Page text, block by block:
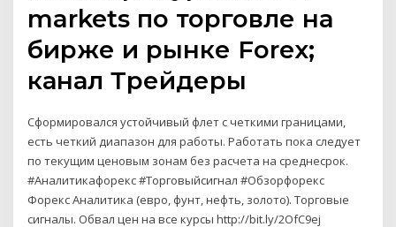
markets по торговле на
бирже и рынке Forex;
канал Трейдеры
Сформировался устойчивый флет с четкими границами,
есть четкий диапазон для работы. Работать пока следует
по текущим ценовым зонам без расчета на среднесрок.
#Аналитикафорекс #Торговыйсигнал #Обзорфорекс
Форекс Аналитика (евро, фунт, нефть, золото). Торговые
сигналы. Обвал цен на все курсы http://bit.ly/2OfC9ej